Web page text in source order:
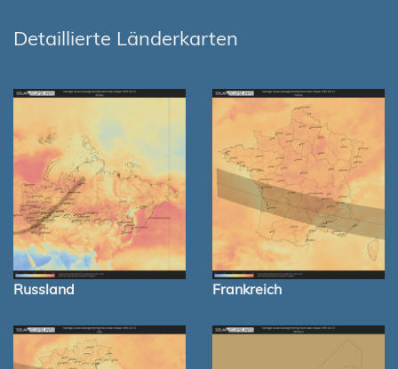
Detaillierte Länderkarten
Russland Frankreich